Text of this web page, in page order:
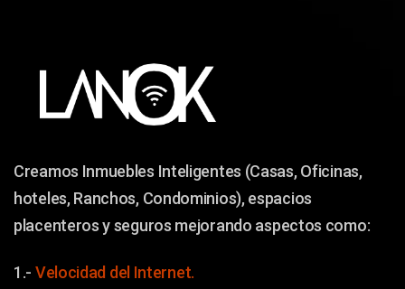
Creamos Inmuebles Inteligentes (Casas, Oficinas,
hoteles, Ranchos, Condominios), espacios
placenteros y seguros mejorando aspectos como:
1.- Velocidad del Internet.